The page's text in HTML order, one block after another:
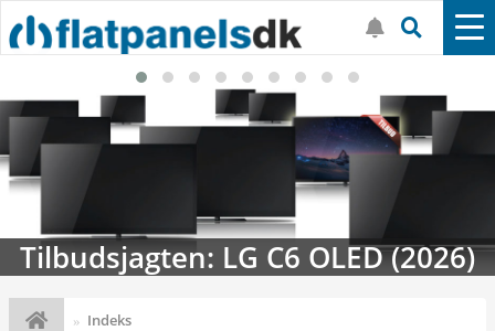
Tilbudsjagten: LG C6 OLED (2026)
Indeks